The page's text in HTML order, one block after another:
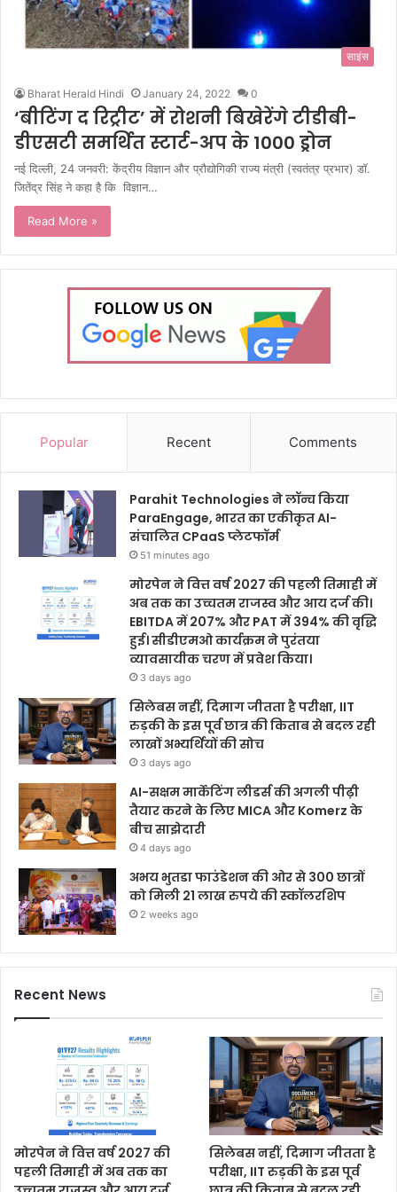
साइंस
Bharat Herald Hindi January 24, 2022 0
‘बीटिंग द रिट्रीट’ में रोशनी बिखेरेंगे टीडीबी-
डीएसटी समर्थित स्टार्ट-अप के 1000 ड्रोन
नई दिल्ली, 24 जनवरी: केंद्रीय विज्ञान और प्रौद्योगिकी राज्य मंत्री (स्वतंत्र प्रभार) डॉ.
जितेंद्र सिंह ने कहा है कि विज्ञान…
Read More »
Popular Recent Comments
Parahit Technologies ने लॉन्च किया
ParaEngage, भारत का एकीकृत AI-
संचालित CPaaS प्लेटफॉर्म
51 minutes ago
मोरपेन ने वित्त वर्ष 2027 की पहली तिमाही में
अब तक का उच्चतम राजस्व और आय दर्ज की।
EBITDA में 207% और PAT में 394% की वृद्धि
हुई। सीडीएमओ कार्यक्रम ने पुरंतया
व्यावसायीक चरण में प्रवेश किया।
3 days ago
सिलेबस नहीं, दिमाग जीतता है परीक्षा, IIT
रुड़की के इस पूर्व छात्र की किताब से बदल रही
लाखों अभ्यर्थियों की सोच
3 days ago
AI-सक्षम मार्केटिंग लीडर्स की अगली पीढ़ी
तैयार करने के लिए MICA और Komerz के
बीच साझेदारी
4 days ago
अभय भुतडा फाउंडेशन की ओर से 300 छात्रों
को मिली 21 लाख रुपये की स्कॉलरशिप
2 weeks ago
Recent News
मोरपेन ने वित्त वर्ष 2027 की
पहली तिमाही में अब तक का
सिलेबस नहीं, दिमाग जीतता है
परीक्षा, IIT रुड़की के इस पूर्व